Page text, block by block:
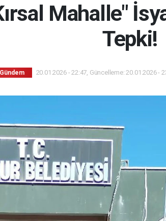
Mahalle"
Tepki!
Gündem 20.01.2026 - 22:47, Güncelleme: 20.01.2026 -